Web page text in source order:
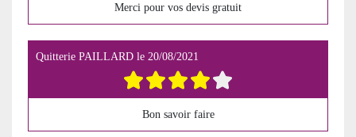
Merci pour vos devis gratuit
Quitterie PAILLARD le 20/08/2021
Bon savoir faire